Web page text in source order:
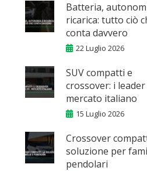
Batteria,
ricarica: tutto ciò
conta davvero
22 Luglio 2026
SUV compatti e
crossover: i leader
mercato italiano
15 Luglio 2026
Crossover
soluzione per
pendolari